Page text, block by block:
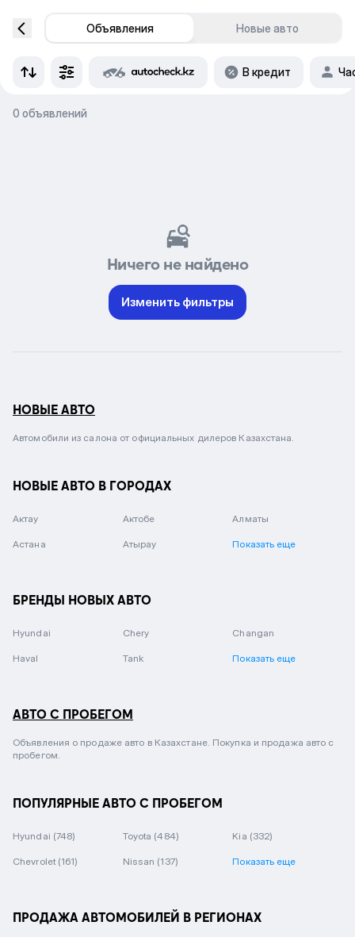
Объявления Новые авто
В кредит
0 объявлений
Ничего не найдено
Изменить фильтры
НОВЫЕ АВТО
Автомобили из салона от официальных дилеров Казахстана.
НОВЫЕ АВТО В ГОРОДАХ
Актау Актобе Алматы
Астана Атырау Показать еще
БРЕНДЫ НОВЫХ АВТО
Hyundai Chery Changan
Haval Tank Показать еще
АВТО С ПРОБЕГОМ
Объявления о продаже авто в Казахстане. Покупка и продажа авто с
пробегом.
ПОПУЛЯРНЫЕ АВТО С ПРОБЕГОМ
Hyundai (748) Toyota (484) Kia (332)
Chevrolet (161) Nissan (137) Показать еще
ПРОДАЖА АВТОМОБИЛЕЙ В РЕГИОНАХ